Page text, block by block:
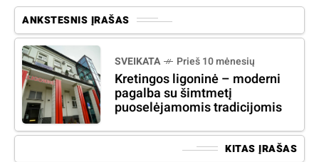
ANKSTESNIS ĮRAŠAS
SVEIKATA Prieš 10 mėnesių
Kretingos ligoninė – moderni
pagalba su šimtmetį
puoselėjamomis tradicijomis
KITAS ĮRAŠAS